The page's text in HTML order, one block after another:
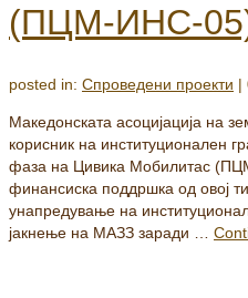
(ПЦМ-ИНС-
posted in: Спроведени проекти |
Македонската асоцијација на
корисник на институционален
фаза на Цивика Мобилитас
финансиска поддршка од овој
унапредување на
јакнење на МАЗЗ заради …